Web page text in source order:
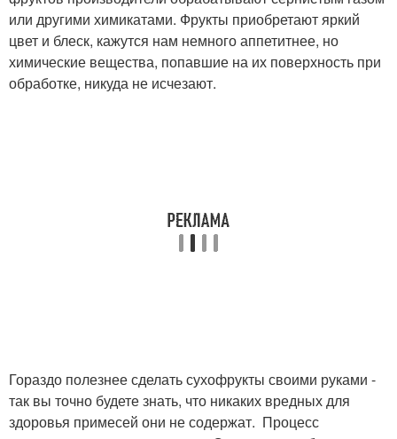
или другими химикатами. Фрукты приобретают яркий
цвет и блеск, кажутся нам немного аппетитнее, но
химические вещества, попавшие на их поверхность при
обработке, никуда не исчезают.
Гораздо полезнее сделать сухофрукты своими руками -
так вы точно будете знать, что никаких вредных для
здоровья примесей они не содержат. Процесс